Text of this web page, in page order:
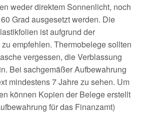
weder direktem Sonnenlicht, noch
Grad ausgesetzt werden. Die
ist aufgrund der
empfehlen. Thermobelege sollten
vergessen, die Verblassung
Bei sachgemäßer Aufbewahrung
mindestens 7 Jahre zu sehen. Um
können Kopien der Belege erstellt
für das Finanzamt)